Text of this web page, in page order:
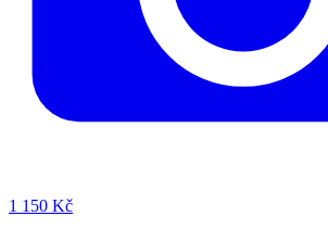
1 150 Kč